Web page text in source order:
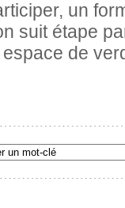
un
suit étape
de